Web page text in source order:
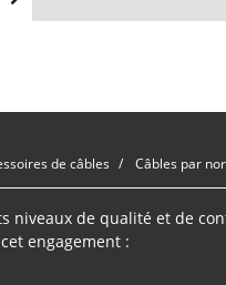
de câbles Câbles par
niveaux de qualité et de
engagement :